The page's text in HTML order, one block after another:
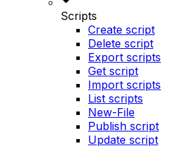
Scripts
Create script
Delete script
Export scripts
Get script
Import scripts
List scripts
New-File
Publish script
Update script